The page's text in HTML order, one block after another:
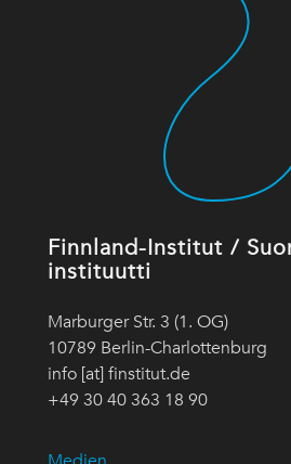
Finnland-Institut /
instituutti
Marburger Str. 3 (1. OG)
10789 Berlin-Charlottenburg
info [at] finstitut.de
+49 30 40 363 18 90